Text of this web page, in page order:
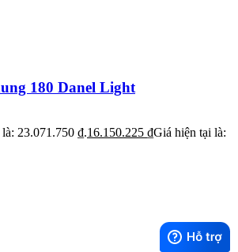
180 Danel Light
23.071.750 ₫.16.150.225 ₫Giá hiện tại là: